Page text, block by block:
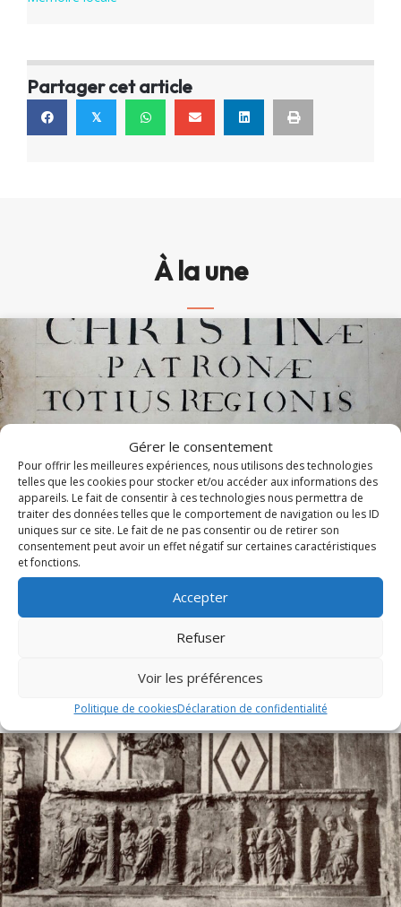
Gérer le consentement
Pour offrir les meilleures expériences, nous utilisons des technologies
telles que les cookies pour stocker et/ou accéder aux informations des
appareils. Le fait de consentir à ces technologies nous permettra de
traiter des données telles que le comportement de navigation ou les ID
uniques sur ce site. Le fait de ne pas consentir ou de retirer son
consentement peut avoir un effet négatif sur certaines caractéristiques
et fonctions.
Accepter
Refuser
Voir les préférences
Politique de cookiesDéclaration de confidentialité
Partager cet article
𝕏
À la une
Messe et Vêpres de sainte Christine (1820)
En l'honneur de sainte Christine, les Archives diocésaines